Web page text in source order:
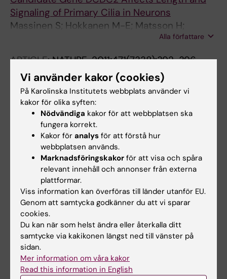
Signaling of Primary Cilia in Neurons
Massinen S; Hokkanen M-E; Matsson H;
Tammimies K; Tapia-Paez I; Dahlstrom-Heuser
V; Kuja-Panula J; Burghoorn J; Jeppsson KE;
Castren E; Kere J
Alla författare
ARTICLE:NATURE.2011;471(7338):392-396
Chromosome length influences replication-
induced topological stress
Kegel A; Betts-Lindroos H; Kanno T; Jeppsson
K; Strom L; Katou Y; Itoh T; Shirahige K; Sjogren
Alla författare
Alla övriga publikationer
REVIEW:METHODS IN MOLECULAR BIOLOGY.
2025;2856:11-22
Structural Maintenance of Chromosomes
Complexes.
Jeppsson K
DOCTORAL THESIS:
The Smc5/6 complex : linking DNA replication
with chromosome segregation
Vi använder kakor (cookies)
På Karolinska Institutets webbplats använder vi
kakor för olika syften:
Nödvändiga kakor för att webbplatsen ska
fungera korrekt.
Kakor för analys för att förstå hur
webbplatsen används.
Marknadsföringskakor för att visa och spåra
relevant innehåll och annonser från externa
plattformar.
Viss information kan överföras till länder utanför EU.
Genom att samtycka godkänner du att vi sparar
cookies.
Du kan när som helst ändra eller återkalla ditt
samtycke via kakikonen längst ned till vänster på
sidan.
Mer information om våra kakor
Read this information in English